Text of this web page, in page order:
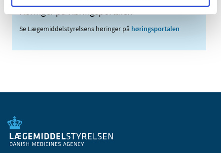
Høringer på Høringsportalen
Se Lægemiddelstyrelsens høringer på høringsportalen